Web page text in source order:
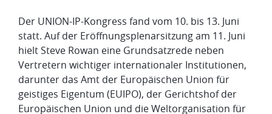
Der UNION-IP-Kongress fand vom 10. bis 13. Juni
statt. Auf der Eröffnungsplenarsitzung am 11. Juni
hielt Steve Rowan eine Grundsatzrede neben
Vertretern wichtiger internationaler Institutionen,
darunter das Amt der Europäischen Union für
geistiges Eigentum (EUIPO), der Gerichtshof der
Europäischen Union und die Weltorganisation für